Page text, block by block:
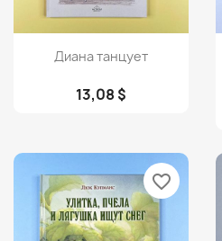
Просмотр
Диана танцует
13,08 $
favorite_border